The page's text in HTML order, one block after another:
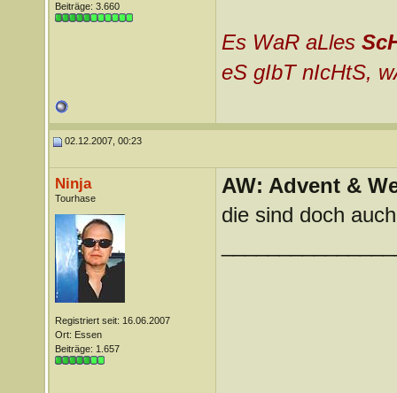
Beiträge: 3.660
Es WaR aLles
eS gIbT nIcHtS,
02.12.2007, 00:23
Ninja
Tourhase
Registriert seit: 16.06.2007
Ort: Essen
Beiträge: 1.657
AW: Advent &
die sind doch